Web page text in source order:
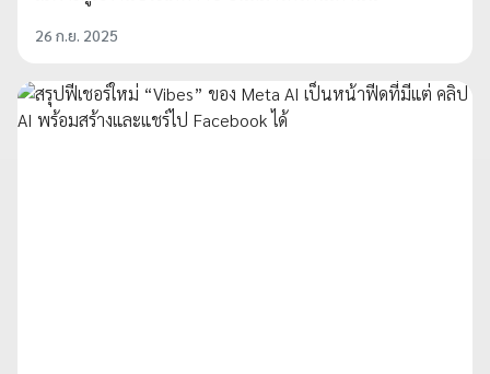
26 ก.ย. 2025